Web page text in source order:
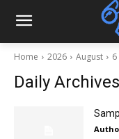
Home 2026 August 6
Daily